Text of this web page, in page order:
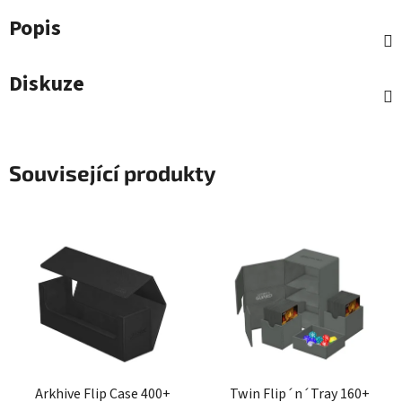
Popis
Diskuze
Související produkty
Arkhive Flip Case 400+ Twin Flip´n´Tray 160+